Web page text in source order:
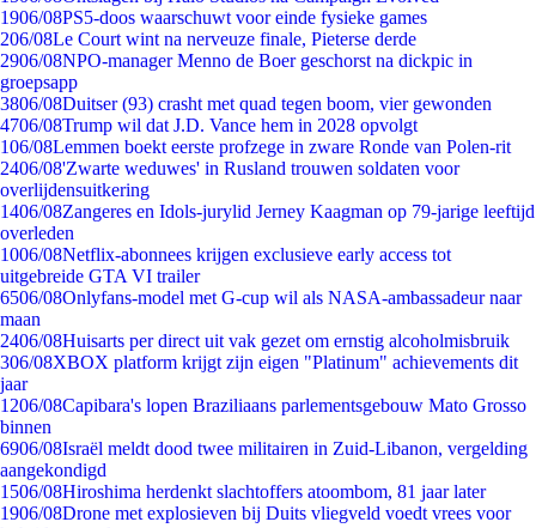
1906/08PS5-doos waarschuwt voor einde fysieke games
206/08Le Court wint na nerveuze finale, Pieterse derde
2906/08NPO-manager Menno de Boer geschorst na dickpic in
groepsapp
3806/08Duitser (93) crasht met quad tegen boom, vier gewonden
4706/08Trump wil dat J.D. Vance hem in 2028 opvolgt
106/08Lemmen boekt eerste profzege in zware Ronde van Polen-rit
2406/08'Zwarte weduwes' in Rusland trouwen soldaten voor
overlijdensuitkering
1406/08Zangeres en Idols-jurylid Jerney Kaagman op 79-jarige leeftijd
overleden
1006/08Netflix-abonnees krijgen exclusieve early access tot
uitgebreide GTA VI trailer
6506/08Onlyfans-model met G-cup wil als NASA-ambassadeur naar
maan
2406/08Huisarts per direct uit vak gezet om ernstig alcoholmisbruik
306/08XBOX platform krijgt zijn eigen "Platinum" achievements dit
jaar
1206/08Capibara's lopen Braziliaans parlementsgebouw Mato Grosso
binnen
6906/08Israël meldt dood twee militairen in Zuid-Libanon, vergelding
aangekondigd
1506/08Hiroshima herdenkt slachtoffers atoombom, 81 jaar later
1906/08Drone met explosieven bij Duits vliegveld voedt vrees voor